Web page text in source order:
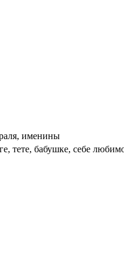
именины
тете, бабушке, себе